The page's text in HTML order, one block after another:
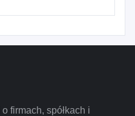
firmach, spółkach i